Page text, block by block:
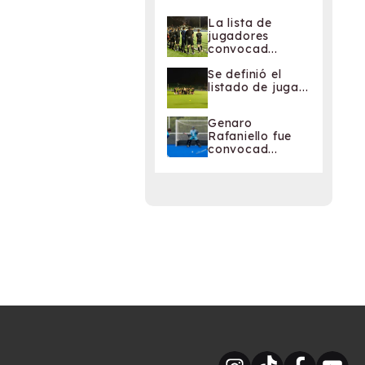
La lista de
jugadores
convocad...
Se definió el
listado de juga...
Genaro
Rafaniello fue
convocad...